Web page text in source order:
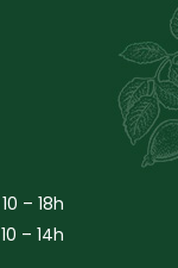
10 – 18h
10 – 14h